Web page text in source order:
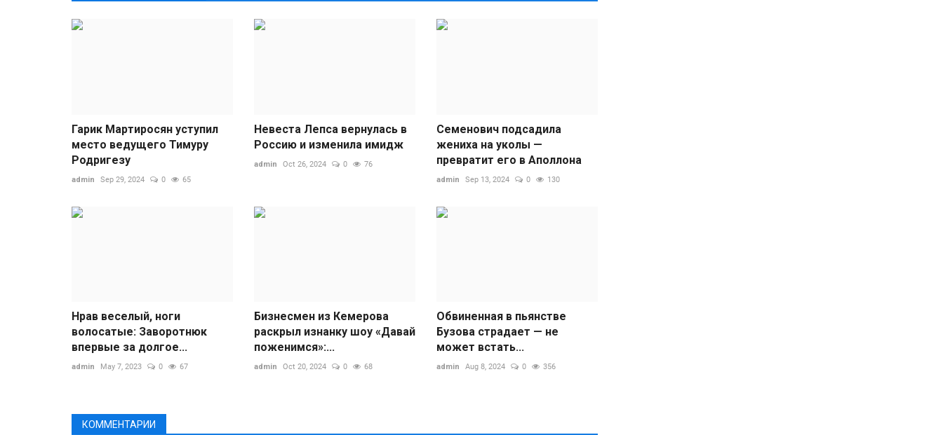
Гарик Мартиросян уступил
место ведущего Тимуру
Родригезу
admin Sep 29, 2024 0 65
Невеста Лепса вернулась в
Россию и изменила имидж
admin Oct 26, 2024 0 76
Семенович подсадила
жениха на уколы —
превратит его в Аполлона
admin Sep 13, 2024 0 130
Нрав веселый, ноги
волосатые: Заворотнюк
впервые за долгое...
admin May 7, 2023 0 67
Бизнесмен из Кемерова
раскрыл изнанку шоу «Давай
поженимся»:...
admin Oct 20, 2024 0 68
Обвиненная в пьянстве
Бузова страдает — не
может встать...
admin Aug 8, 2024 0 356
КОММЕНТАРИИ